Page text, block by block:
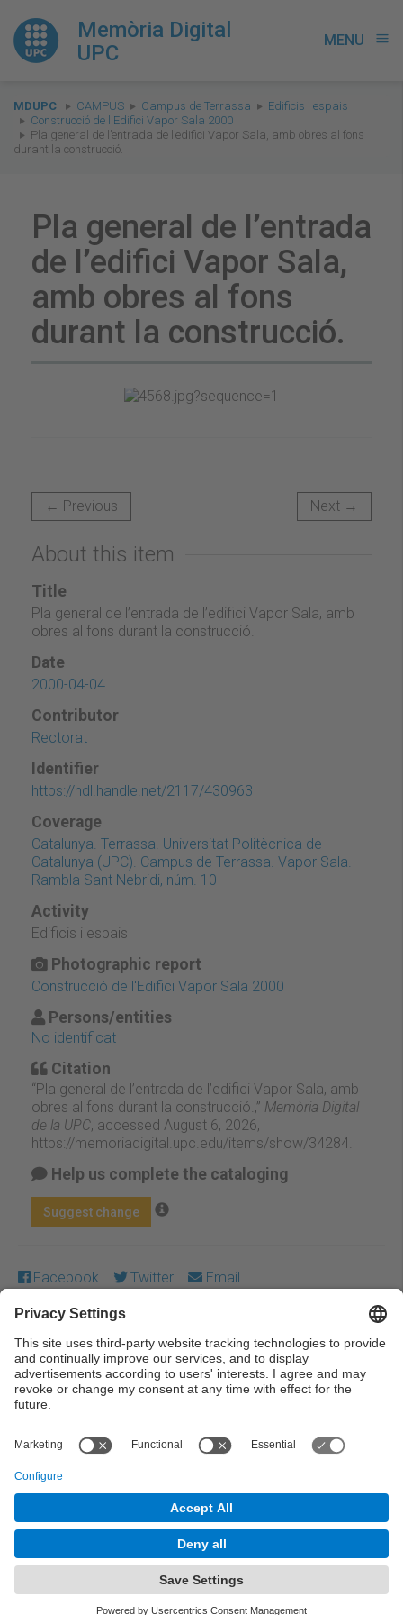
Memòria Digital
UPC
MENU menu
You
are
here:
MDUPC CAMPUS Campus de Terrassa
Edificis i espais
Construcció de l'Edifici Vapor Sala 2000
Pla general de l’entrada de l’edifici Vapor Sala, amb obres al fons
durant la construcció.
Pla general de l’entrada
de l’edifici Vapor Sala,
amb obres al fons
durant la construcció.
← Previous Next →
About this item
Title
Pla general de l’entrada de l’edifici Vapor Sala, amb
obres al fons durant la construcció.
Date
2000-04-04
Contributor
Rectorat
Identifier
https://hdl.handle.net/2117/430963
Coverage
Catalunya. Terrassa. Universitat Politècnica de
Catalunya (UPC). Campus de Terrassa. Vapor Sala.
Rambla Sant Nebridi, núm. 10
Activity
Edificis i espais
Photographic report
Construcció de l'Edifici Vapor Sala 2000
Persons/entities
No identificat
Citation
“Pla general de l’entrada de l’edifici Vapor Sala, amb
obres al fons durant la construcció.,” Memòria Digital
de la UPC, accessed August 6, 2026,
https://memoriadigital.upc.edu/items/show/34284
Help us complete the cataloging
Suggest change
Facebook Twitter Email
Except where otherwise noted, content on this work is
licensed under a Creative Commons license:Attribution-
NonCommercial-NoDerivs 4.0 Generic
© UPC Universitat Politècnica de Catalunya ·
BarcelonaTech
Legal warning Privacy settings